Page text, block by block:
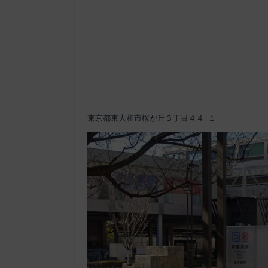
東京都東大和市桜が丘３丁目４４−１